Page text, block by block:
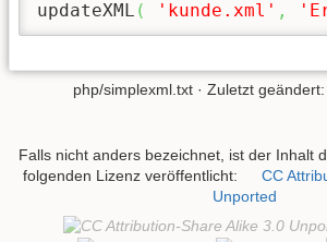
updateXML ( 'kunde.xml' ,
php/simplexml.txt · Zuletzt
Falls nicht anders bezeichnet, ist der Inhalt
folgenden Lizenz veröffentlicht:
CC
Unported